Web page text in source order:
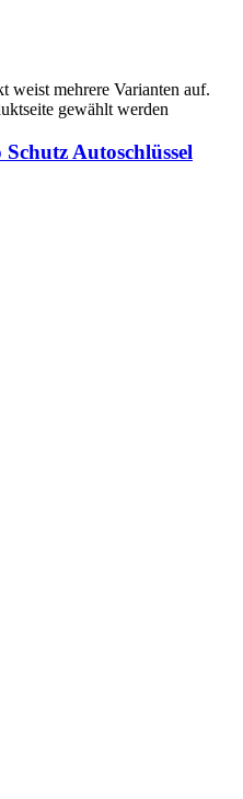
weist mehrere Varianten auf.
gewählt werden
Autoschlüssel